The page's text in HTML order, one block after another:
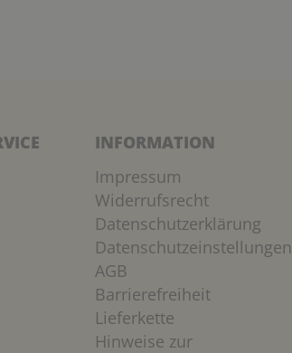
INFORMATION
Impressum
Widerrufsrecht
Datenschutzerklärung
Datenschutzeinstellungen
AGB
Barrierefreiheit
Lieferkette
Hinweise zur